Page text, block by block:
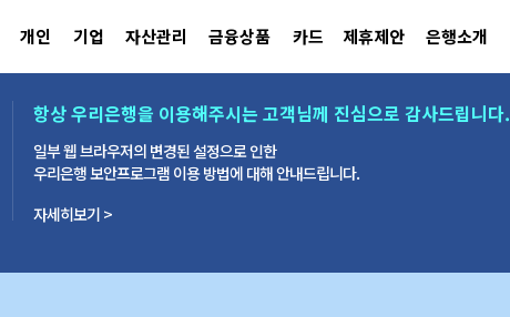
개인 기업 은행소개
자산관리 금융상품 카드 제휴제안
항상 우리은행을 이용해주시는 고객님께 진심으로 감사드립니다.
일부 웹 브라우저의 변경된 설정으로 인한
우리은행 보안프로그램 이용 방법에 대해 안내드립니다.
자세히보기 >